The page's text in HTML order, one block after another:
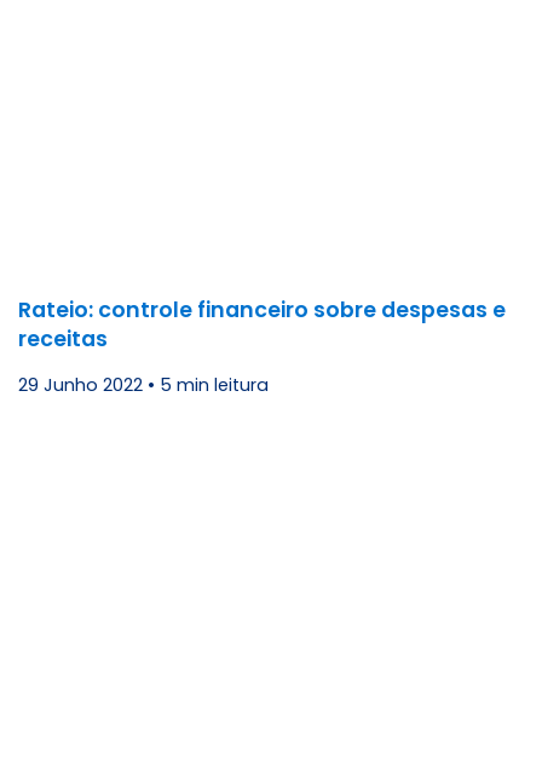
Rateio: controle financeiro sobre despesas e
receitas
29 Junho 2022 • 5 min leitura